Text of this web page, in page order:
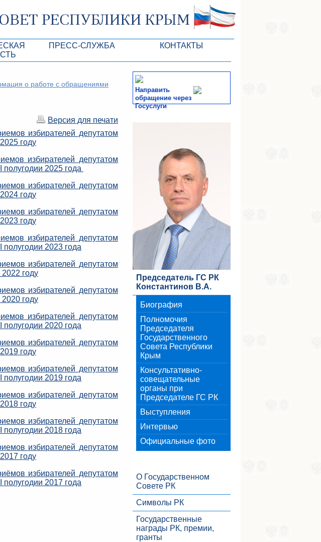
ГС РК
правовых и иных актов ГС
ПРЕСС-СЛУЖБА
Лента новостей
Аккредитация СМИ
Контакты пресс-службы
КОНТАКТЫ
о работе с обращениями
Версия для печати
избирателей депутатом
году
избирателей депутатом
2025 года
избирателей депутатом
году
избирателей депутатом
году
избирателей депутатом
2023 года
избирателей депутатом
году
избирателей депутатом
году
избирателей депутатом
2020 года
избирателей депутатом
году
избирателей депутатом
2019 года
избирателей депутатом
году
избирателей депутатом
2018 года
избирателей депутатом
году
избирателей депутатом
2017 года
Направить
обращение через
Госуслуги
Председатель ГС РК
Константинов В.А.
Биография
Полномочия
Председателя
Государственного
Совета Республики
Крым
Консультативно-
совещательные
органы при
Председателе ГС РК
Выступления
Интервью
Официальные фото
О Государственном
Совете РК
Символы РК
Государственные
награды РК, премии,
гранты